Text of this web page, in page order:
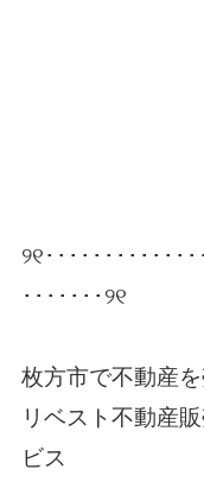
୨୧････････････
･･･････୨୧
枚方市で不動産
リベスト不動産
ビス